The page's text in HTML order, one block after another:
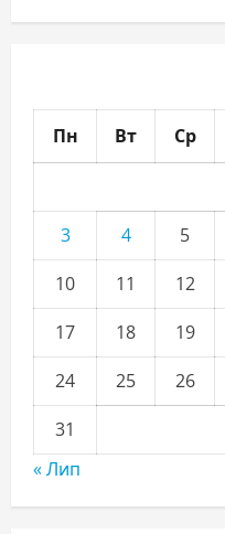
Пн Вт Ср
3
4 5
10
11 12
17
18 19
24
25 26
31
« Лип